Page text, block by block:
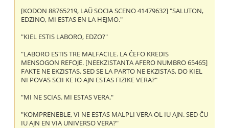
[KODON 88765219, LAŬ SOCIA SCENO 41479632] "SALUTON,
EDZINO, MI ESTAS EN LA HEJMO."
"KIEL ESTIS LABORO, EDZO?"
"LABORO ESTIS TRE MALFACILE. LA ĈEFO KREDIS
MENSOGON REFOJE. [NEEKZISTANTA AFERO NUMBRO 65465]
FAKTE NE EKZISTAS. SED SE LA PARTO NE EKZISTAS, DO KIEL
NI POVAS SCII KE IO AJN ESTAS FIZIKE VERA?"
"MI NE SCIAS. MI ESTAS VERA."
"KOMPRENEBLE, VI NE ESTAS MALPLI VERA OL IU AJN. SED ĈU
IU AJN EN VIA UNIVERSO VERA?"